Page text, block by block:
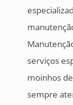
serviços
moinhos
sempre